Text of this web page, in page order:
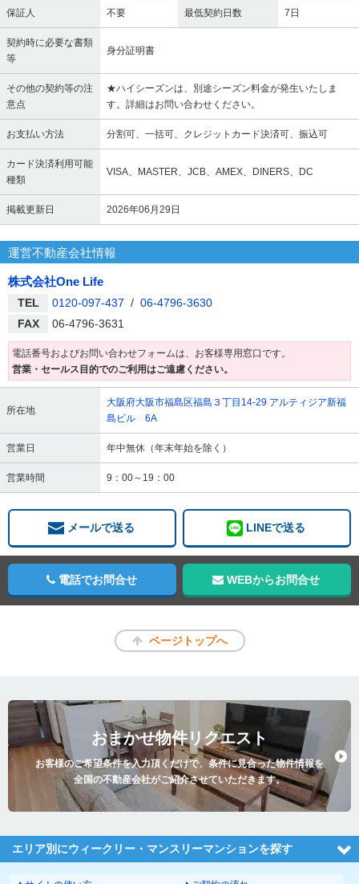
保証人 不要 最低契約日数 7日
契約時に必要な書類
等
身分証明書
その他の契約等の注
意点
★ハイシーズンは、別途シーズン料金が発生いたしま
す。詳細はお問い合わせください。
お支払い方法 分割可、一括可、クレジットカード決済可、振込可
カード決済利用可能
種類
VISA、MASTER、JCB、AMEX、DINERS、DC
掲載更新日 2026年06月29日
運営不動産会社情報
株式会社One Life
TEL 0120-097-437 / 06-4796-3630
FAX
06-4796-3631
電話番号およびお問い合わせフォームは、お客様専用窓口です。
営業・セールス目的でのご利用はご遠慮ください。
所在地
大阪府大阪市福島区福島３丁目14-29 アルティジア新福
島ビル 6A
営業日 年中無休（年末年始を除く）
営業時間 9：00～19：00
メールで送る LINEで送る
電話でお問合せ WEBからお問合せ
ページトップへ
おまかせ物件リクエスト
お客様のご希望条件を入力頂くだけで、条件に見合った物件情報を
全国の不動産会社がご紹介させていただきます。
エリア別にウィークリー・マンスリーマンションを探す